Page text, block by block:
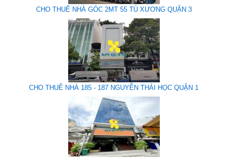
CHO THUÊ NHÀ GÓC 2MT 55 TÚ XƯƠNG QUẬN 3
CHO THUÊ NHÀ 185 - 187 NGUYỄN THÁI HỌC QUẬN 1